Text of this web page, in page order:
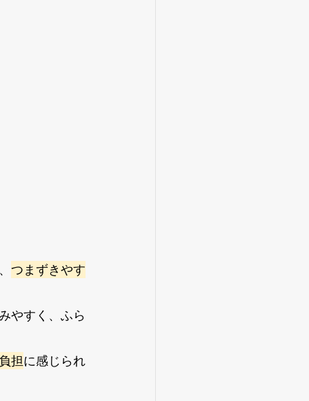
つまずきやす
やすく、ふら
担に感じられ